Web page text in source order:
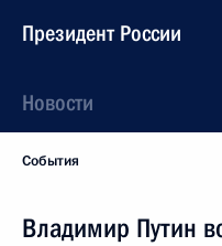
Президент России
Новости
События
Владимир Путин